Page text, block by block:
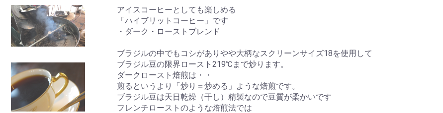
アイスコーヒーとしても楽しめる
「ハイブリットコーヒー」です
・ダーク・ローストブレンド
ブラジルの中でもコシがありやや大柄なスクリーンサイズ18を使用して
ブラジル豆の限界ロースト219℃まで炒ります。
ダークロースト焙煎は・・
煎るというより「炒り＝炒める」ような焙煎です。
ブラジル豆は天日乾燥（干し）精製なので豆質が柔かいです
フレンチローストのような焙煎法では